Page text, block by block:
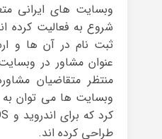
وبسایت های ایرانی
شروع به فعالیت کرده
ثبت نام در آن ها و
عنوان مشاور در
منتظر متقاضیان
وبسایت ها می توان به
طراحی کرده اند.